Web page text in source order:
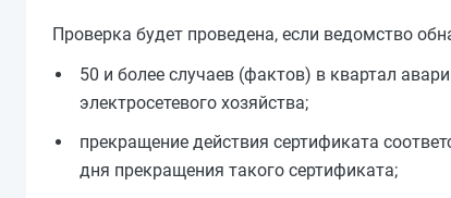
Проверка будет проведена, если ведомство
50 и более случаев (фактов) в квартал
электросетевого хозяйства;
прекращение действия сертификата
дня прекращения такого сертификата;